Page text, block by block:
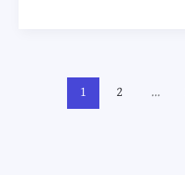
1 2 …